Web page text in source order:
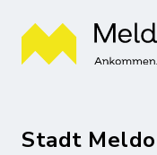
Stadt